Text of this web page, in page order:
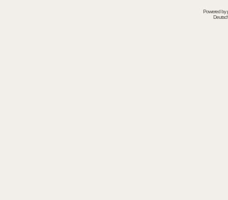
Powered by